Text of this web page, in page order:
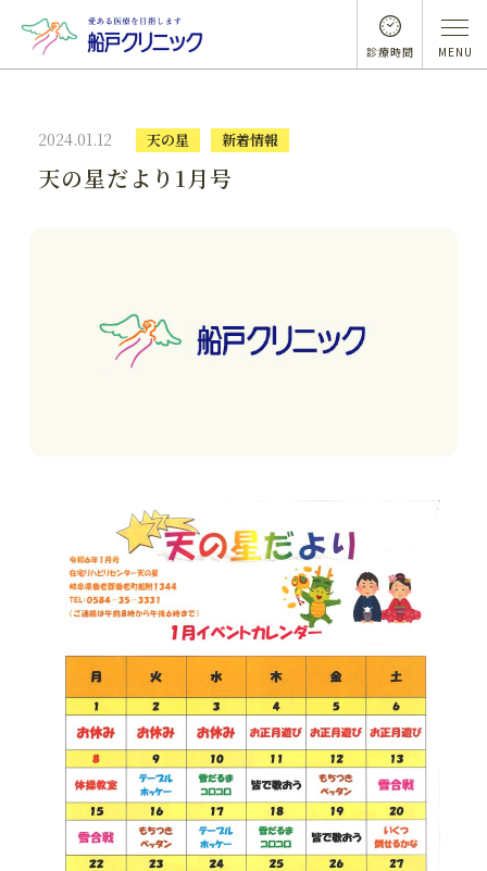
診療時間 MENU
2024.01.12 天の星 新着情報
天の星だより1月号